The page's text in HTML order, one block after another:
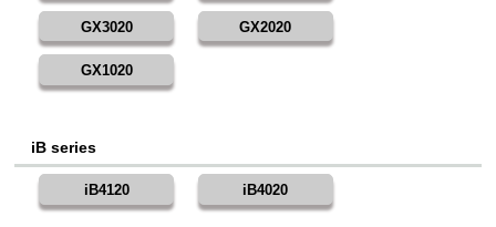
GX3020 GX2020
GX1020
iB series
iB4120 iB4020